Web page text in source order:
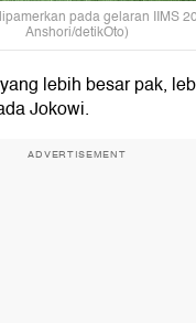
pada gelaran IIMS
Anshori/detikOto)
lebih besar pak,
Jokowi.
ADVERTISEMENT